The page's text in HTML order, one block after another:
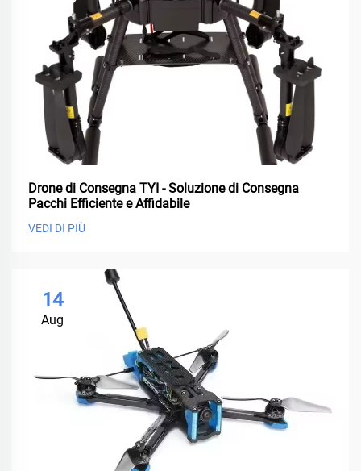
Drone di Consegna TYI - Soluzione di Consegna
Pacchi Efficiente e Affidabile
VEDI DI PIÙ
14
Aug